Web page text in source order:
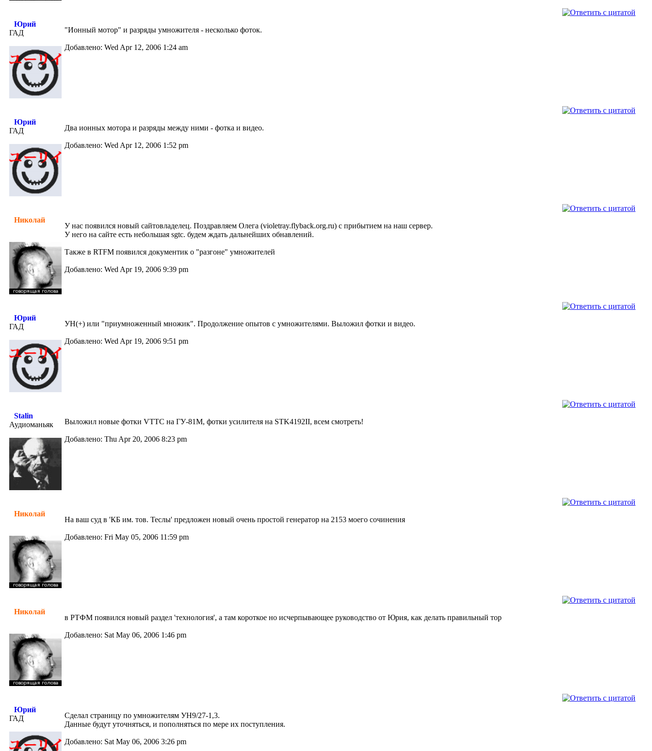
Юрий
ГАД
"Ионный мотор" и разряды умножителя - несколько фоток.
Добавлено: Wed Apr 12, 2006 1:24 am
Юрий
ГАД
Два ионных мотора и разряды между ними - фотка и видео.
Добавлено: Wed Apr 12, 2006 1:52 pm
Николай
У нас появился новый сайтовладелец. Поздравляем Олега (violetray.flyback.org.ru) с прибытием на наш сервер.
У него на сайте есть небольшая sgtc. будем ждать дальнейших обнавлений.
Также в RTFM появился документик о "разгоне" умножителей
Добавлено: Wed Apr 19, 2006 9:39 pm
Юрий
ГАД
УН(+) или "приумноженный множик". Продолжение опытов с умножителями. Выложил фотки и видео.
Добавлено: Wed Apr 19, 2006 9:51 pm
Stalin
Аудиоманьяк
Выложил новые фотки VTTC на ГУ-81М, фотки усилителя на STK4192II, всем смотреть!
Добавлено: Thu Apr 20, 2006 8:23 pm
Николай
На ваш суд в 'КБ им. тов. Теслы' предложен новый очень простой генератор на 2153 моего сочинения
Добавлено: Fri May 05, 2006 11:59 pm
Николай
в РТФМ появился новый раздел 'технология', а там короткое но исчерпывающее руководство от Юрия, как делать правильный тор
Добавлено: Sat May 06, 2006 1:46 pm
Юрий
ГАД
Сделал страницу по умножителям УН9/27-1,3.
Данные будут уточняться, и пополняться по мере их поступления.
Добавлено: Sat May 06, 2006 3:26 pm